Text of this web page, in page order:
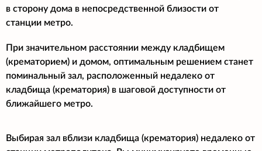
в сторону дома в непосредственной близости от
станции метро.
При значительном расстоянии между кладбищем
(крематорием) и домом, оптимальным решением станет
поминальный зал, расположенный недалеко от
кладбища (крематория) в шаговой доступности от
ближайшего метро.
Выбирая зал вблизи кладбища (крематория) недалеко от